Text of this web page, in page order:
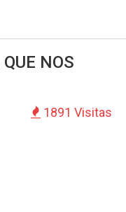
NOS
1891 Visitas